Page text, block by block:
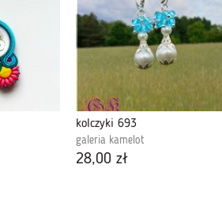
kolczyki 693
galeria kamelot
28,00 zł